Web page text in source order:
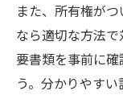
また、所有権が
なら適切な方法
要書類を事前に
う。分かりやす